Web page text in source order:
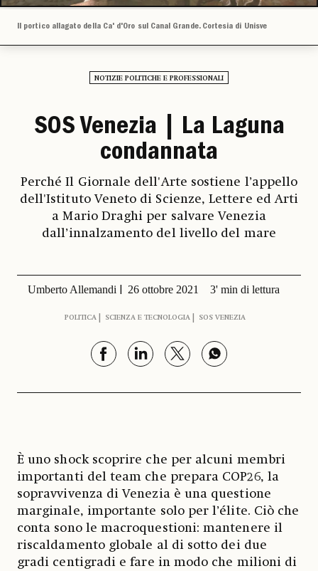
Il portico allagato della Ca' d'Oro sul Canal Grande. Cortesia di Unisve
NOTIZIE POLITICHE E PROFESSIONALI
SOS Venezia | La Laguna
condannata
Perché Il Giornale dell'Arte sostiene l’appello
dell'Istituto Veneto di Scienze, Lettere ed Arti
a Mario Draghi per salvare Venezia
dall’innalzamento del livello del mare
Umberto Allemandi 26 ottobre 2021 3' min di lettura
POLITICA SCIENZA E TECNOLOGIA SOS VENEZIA
È uno shock scoprire che per alcuni membri
importanti del team che prepara COP26, la
sopravvivenza di Venezia è una questione
marginale, importante solo per l’élite. Ciò che
conta sono le macroquestioni: mantenere il
riscaldamento globale al di sotto dei due
gradi centigradi e fare in modo che milioni di